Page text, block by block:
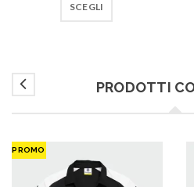
SCEGLI
PRODOTTI
PROMO